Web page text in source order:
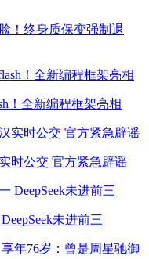
！终身质保变强制退
！全新编程框架亮相
时公交 官方紧急辟谣
未进前三